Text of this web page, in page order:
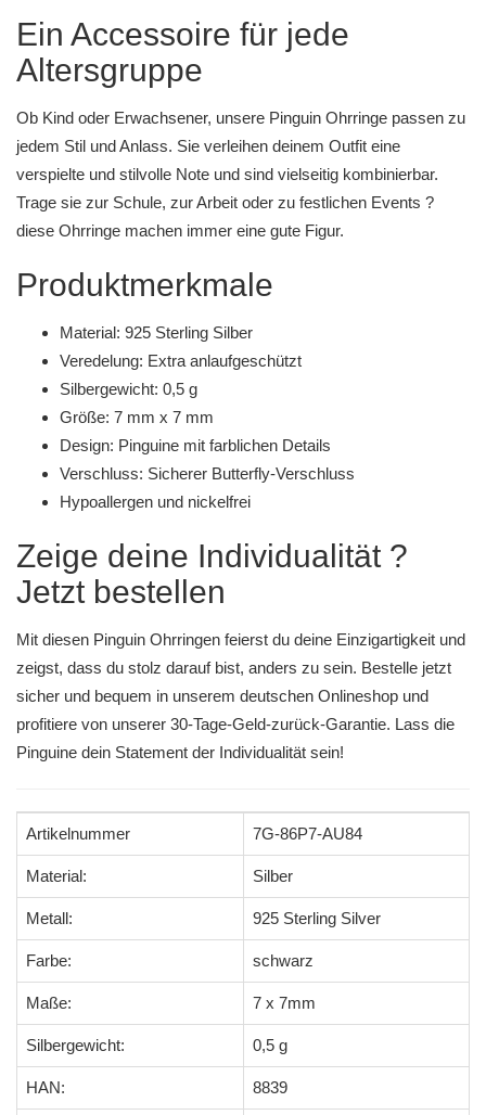
Ein Accessoire für jede
Altersgruppe
Ob Kind oder Erwachsener, unsere Pinguin Ohrringe passen zu
jedem Stil und Anlass. Sie verleihen deinem Outfit eine
verspielte und stilvolle Note und sind vielseitig kombinierbar.
Trage sie zur Schule, zur Arbeit oder zu festlichen Events ?
diese Ohrringe machen immer eine gute Figur.
Produktmerkmale
Material: 925 Sterling Silber
Veredelung: Extra anlaufgeschützt
Silbergewicht: 0,5 g
Größe: 7 mm x 7 mm
Design: Pinguine mit farblichen Details
Verschluss: Sicherer Butterfly-Verschluss
Hypoallergen und nickelfrei
Zeige deine Individualität ?
Jetzt bestellen
Mit diesen Pinguin Ohrringen feierst du deine Einzigartigkeit und
zeigst, dass du stolz darauf bist, anders zu sein. Bestelle jetzt
sicher und bequem in unserem deutschen Onlineshop und
profitiere von unserer 30-Tage-Geld-zurück-Garantie. Lass die
Pinguine dein Statement der Individualität sein!
Artikelnummer 7G-86P7-AU84
Material: Silber
Metall: 925 Sterling Silver
Farbe: schwarz
Maße: 7 x 7mm
Silbergewicht: 0,5 g
HAN: 8839